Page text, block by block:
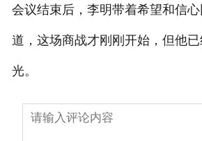
会议结束后，李明带着希望和信
道，这场商战才刚刚开始，但他
光。